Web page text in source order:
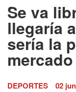
Se va
llegaría
sería la
DEPORTES 02